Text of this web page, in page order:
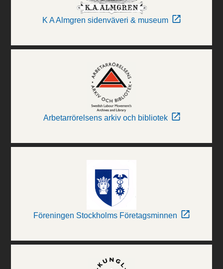
K A Almgren sidenväveri & museum
Arbetarrörelsens arkiv och bibliotek
Föreningen Stockholms Företagsminnen